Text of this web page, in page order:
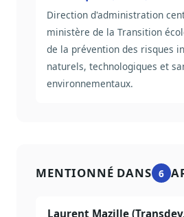
Direction d'administration
ministère de la Transition
de la prévention des risques
naturels, technologiques et
environnementaux.
MENTIONNÉ DANS 6
Laurent Mazille